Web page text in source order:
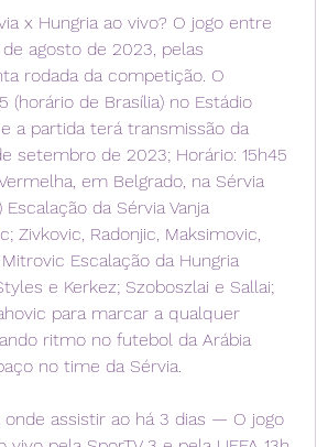
x Hungria ao vivo? O jogo entre
agosto de 2023, pelas
rodada da competição. O
(horário de Brasília) no Estádio
a partida terá transmissão da
setembro de 2023; Horário: 15h45
em Belgrado, na Sérvia
da Sérvia Vanja
Zivkovic, Radonjic, Maksimovic,
Escalação da Hungria
e Kerkez; Szoboszlai e Sallai;
para marcar a qualquer
ritmo no futebol da Arábia
no time da Sérvia.
assistir ao há 3 dias — O jogo